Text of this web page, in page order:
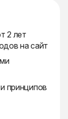
2 лет
на сайт
принципов